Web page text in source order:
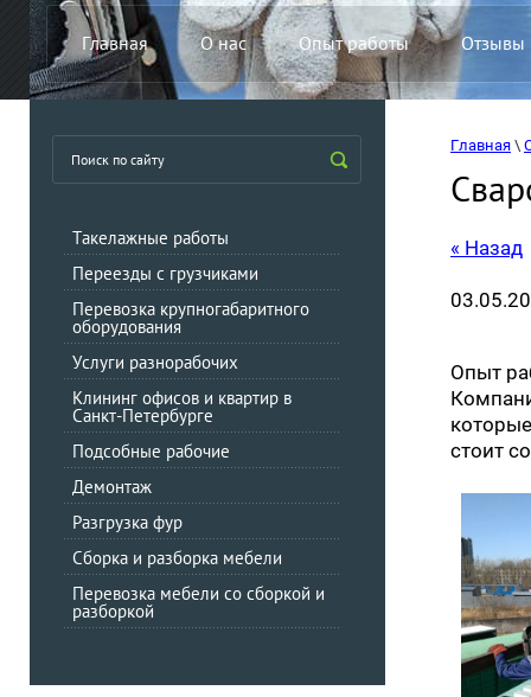
Главная О нас Опыт работы Отзывы
Такелажные работы
Переезды с грузчиками
Перевозка крупногабаритного
оборудования
Услуги разнорабочих
Клининг офисов и квартир в
Санкт-Петербурге
Подсобные рабочие
Демонтаж
Разгрузка фур
Сборка и разборка мебели
Перевозка мебели со сборкой и
разборкой
Главная \
« Назад
Опыт
стоит